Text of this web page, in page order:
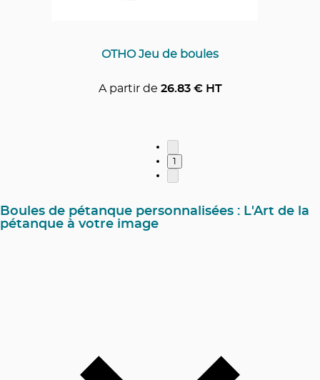
OTHO Jeu de boules
A partir de 26.83€ HT
1
Boules de pétanque personnalisées : L'Art de la
pétanque à votre image